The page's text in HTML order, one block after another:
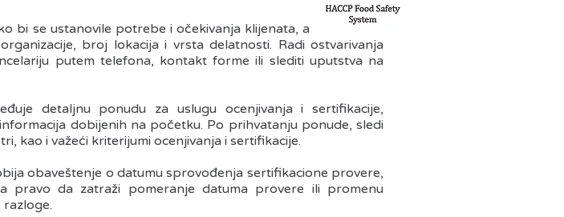
bi se ustanovile potrebe i očekivanja klijenata, a pored toga
broj lokacija i vrsta delatnosti. Radi ostvarivanja
putem telefona, kontakt forme ili slediti uputstva na
detaljnu ponudu za uslugu ocenjivanja i sertifikacije,
dobijenih na početku. Po prihvatanju ponude, sledi
kao i važeći kriterijumi ocenjivanja i sertifikacije.
obaveštenje o datumu sprovođenja sertifikacione provere,
pravo da zatraži pomeranje datuma provere ili promenu